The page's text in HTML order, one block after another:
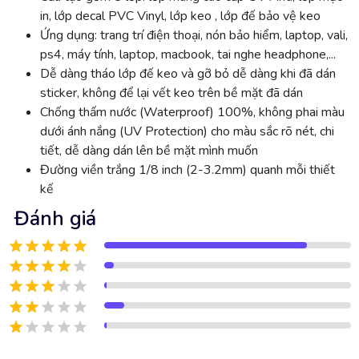
in, lớp decal PVC Vinyl, lớp keo , lớp đế bảo vệ keo
Ứng dụng: trang trí điện thoại, nón bảo hiểm, laptop, vali,
ps4, máy tính, laptop, macbook, tai nghe headphone,...
Dễ dàng tháo lớp đế keo và gỡ bỏ dễ dàng khi đã dán
sticker, không để lại vết keo trên bề mặt đã dán
Chống thấm nước (Waterproof) 100%, không phai màu
dưới ánh nắng (UV Protection) cho màu sắc rõ nét, chi
tiết, dễ dàng dán lên bề mặt mình muốn
Đường viền trắng 1/8 inch (2-3.2mm) quanh mỗi thiết
kế
Đánh giá